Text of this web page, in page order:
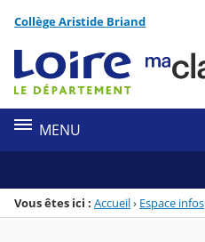
Menu de la rubrique
Contenu
Collège Aristide Briand
MENU
Vous êtes ici : Accueil› Espace infos